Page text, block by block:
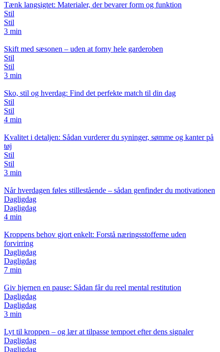
Tænk langsigtet: Materialer, der bevarer form og funktion
Stil
Stil
3 min
Skift med sæsonen – uden at forny hele garderoben
Stil
Stil
3 min
Sko, stil og hverdag: Find det perfekte match til din dag
Stil
Stil
4 min
Kvalitet i detaljen: Sådan vurderer du syninger, sømme og kanter på
tøj
Stil
Stil
3 min
Når hverdagen føles stillestående – sådan genfinder du motivationen
Dagligdag
Dagligdag
4 min
Kroppens behov gjort enkelt: Forstå næringsstofferne uden
forvirring
Dagligdag
Dagligdag
7 min
Giv hjernen en pause: Sådan får du reel mental restitution
Dagligdag
Dagligdag
3 min
Lyt til kroppen – og lær at tilpasse tempoet efter dens signaler
Dagligdag
Dagligdag